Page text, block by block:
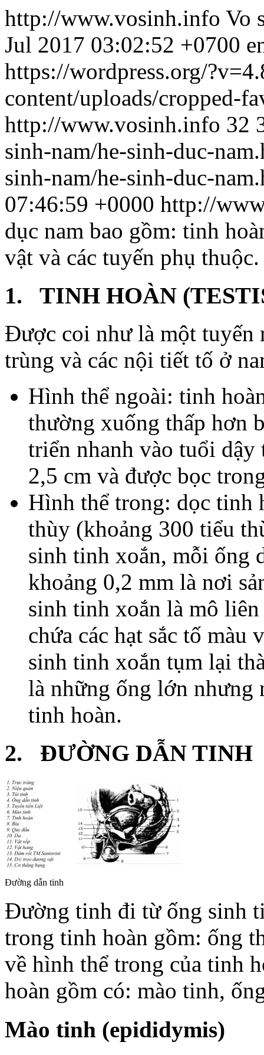
http://www.vosinh.info Vo
Jul 2017 03:02:52 +0700
https://wordpress.org/
content/uploads/cropped-
http://www.vosinh.info 32
sinh-nam/he-sinh-duc-
sinh-nam/he-sinh-duc-
07:46:59 +0000 http://
dục nam bao gồm: tinh
vật và các tuyến phụ thuộc.
1. TINH HOÀN
Được coi như là một tuyến
trùng và các nội tiết tố ở
Hình thể ngoài: tinh
thường xuống thấp hơn
triển nhanh vào tuổi
2,5 cm và được bọc
Hình thể trong: dọc tinh
thùy (khoảng 300 tiểu
sinh tinh xoắn, mỗi ống
khoảng 0,2 mm là nơi
sinh tinh xoắn là mô
chứa các hạt sắc tố màu
sinh tinh xoắn tụm lại
là những ống lớn nhưng
tinh hoàn.
2. ĐƯỜNG DẪN TINH
Đường dẫn tinh
Đường tinh đi từ ống sinh
trong tinh hoàn gồm: ống
về hình thể trong của tinh
hoàn gồm có: mào tinh,
Mào tinh (epididymis)